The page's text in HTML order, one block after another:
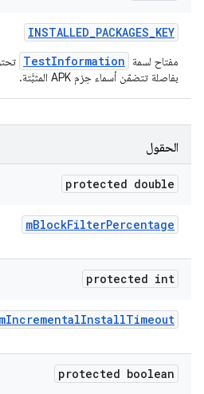
INSTALLED_PACKAGES_KEY
مفتاح لسمة TestInformation
بفاصلة تتضمّن أسماء حِزم APK المثبَّتة.
الحقول
protected double
mBlockFilterPercentage
protected int
mIncrementalInstallTimeout
protected boolean